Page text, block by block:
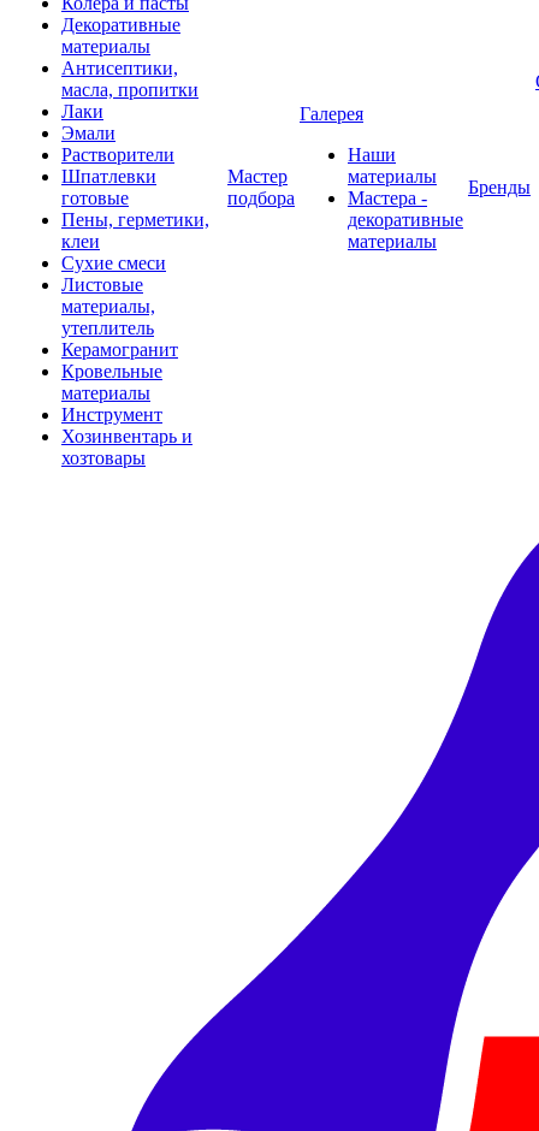
Декоративные
материалы
Антисептики,
масла, пропитки
Лаки
Эмали
Растворители
Шпатлевки
готовые
Пены, герметики,
клеи
Сухие смеси
Листовые
материалы,
утеплитель
Керамогранит
Кровельные
материалы
Инструмент
Хозинвентарь и
хозтовары
Мастер
подбора
Галерея
Наши
материалы
Мастера -
декоративные
материалы
Бренды